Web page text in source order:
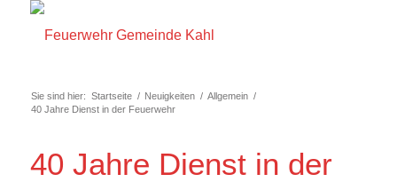
Sie sind hier: Startseite / Neuigkeiten / Allgemein /
40 Jahre Dienst in der Feuerwehr
40 Jahre Dienst in der